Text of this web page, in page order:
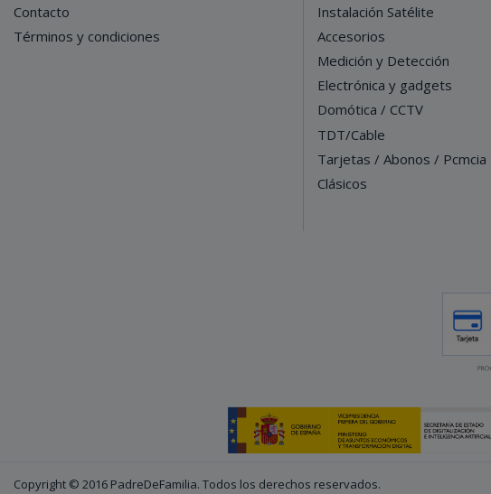
Contacto
Términos y condiciones
Instalación Satélite
Accesorios
Medición y Detección
Electrónica y gadgets
Domótica / CCTV
TDT/Cable
Tarjetas / Abonos / Pcmcia
Clásicos
Copyright © 2016 PadreDeFamilia. Todos los derechos reservados.